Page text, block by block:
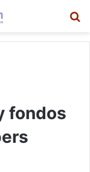
fondos